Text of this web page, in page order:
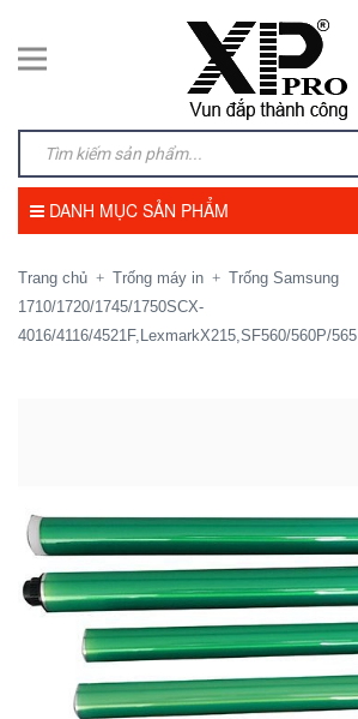
DANH MỤC SẢN PHẨM
Trang chủ + Trống máy in + Trống Samsung
1710/1720/1745/1750SCX-
4016/4116/4521F,LexmarkX215,SF560/560P/565